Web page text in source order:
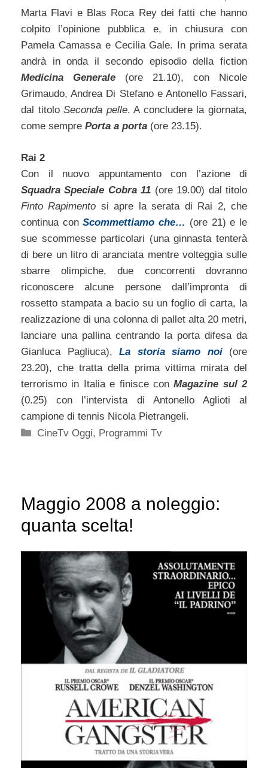
Marta Flavi e Blas Roca Rey dei fatti che hanno
colpito l’opinione pubblica e, in chiusura con
Pamela Camassa e Cecilia Gale. In prima serata
andrà in onda il secondo episodio della fiction
Medicina Generale (ore 21.10), con Nicole
Grimaudo, Andrea Di Stefano e Antonello Fassari,
dal titoloSeconda pelle. A concludere la giornata,
come sempre Porta a porta (ore 23.15).
Rai 2
Con il nuovo appuntamento con l’azione di
Squadra Speciale Cobra 11 (ore 19.00) dal titolo
Finto Rapimento si apre la serata di Rai 2, che
continua conScommettiamo che… (ore 21) e le
sue scommesse particolari (una ginnasta tenterà
di bere un litro di aranciata mentre volteggia sulle
sbarre olimpiche, due concorrenti dovranno
riconoscere alcune persone dall’impronta di
rossetto stampata a bacio su un foglio di carta, la
realizzazione di una colonna di pallet alta 20 metri,
lanciare una pallina centrando la porta difesa da
Gianluca Pagliuca), La storia siamo noi(ore
23.20), che tratta della prima vittima mirata del
terrorismo in Italia e finisce conMagazine sul 2
(0.25) con l’intervista di Antonello Aglioti al
campione di tennis Nicola Pietrangeli.
Categorie
CineTv Oggi, Programmi Tv
Maggio 2008 a noleggio:
quanta scelta!